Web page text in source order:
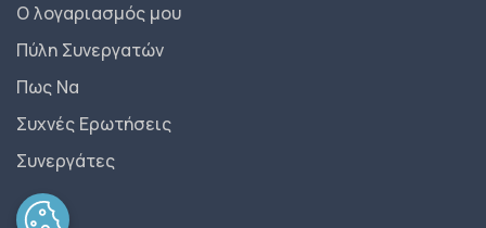
Ο λογαριασμός μου
Πύλη Συνεργατών
Πως Να
Συχνές Ερωτήσεις
Συνεργάτες